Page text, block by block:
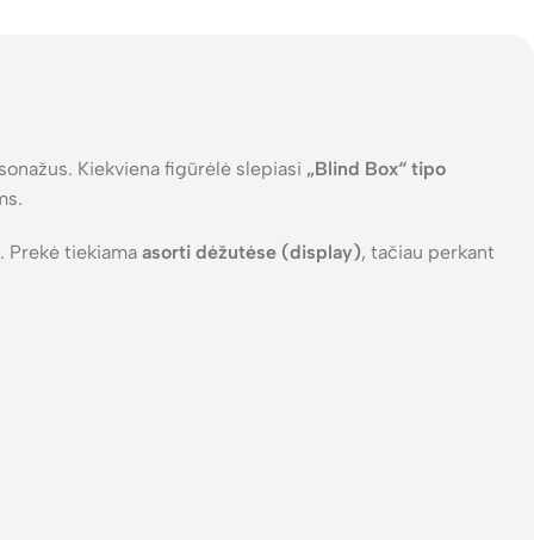
Kiekviena figūrėlė slepiasi „Blind Box“ tipo
. Prekė tiekiama asorti dėžutėse (display), tačiau perkant